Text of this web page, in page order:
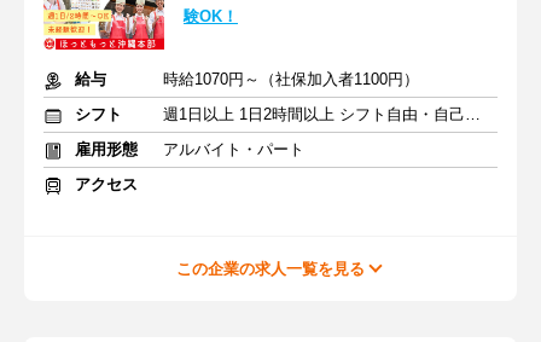
験OK！
給与
時給1070円～（社保加入者1100円）
シフト
週1日以上 1日2時間以上 シフト自由・自己申告
雇用形態
アルバイト・パート
アクセス
この企業の求人一覧を見る